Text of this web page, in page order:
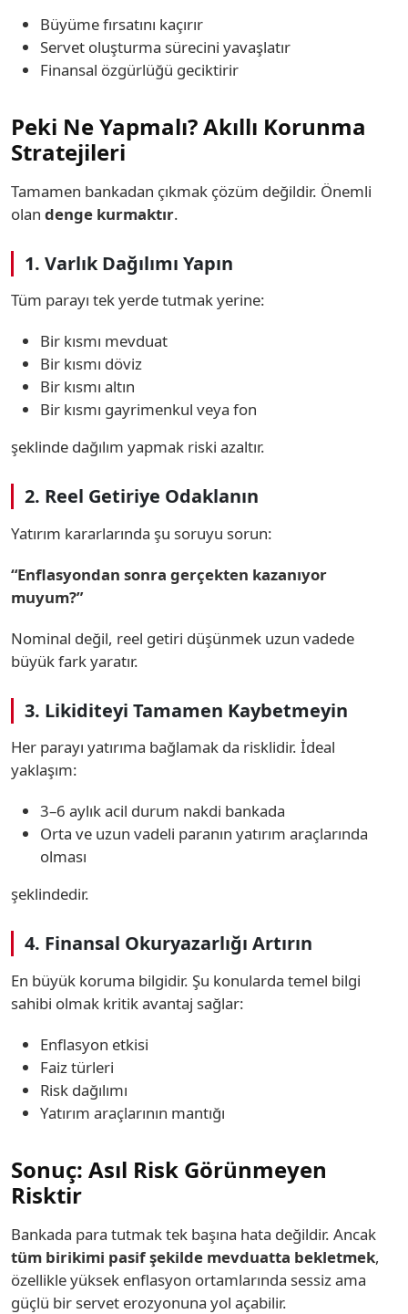
Büyüme fırsatını kaçırır
Servet oluşturma sürecini yavaşlatır
Finansal özgürlüğü geciktirir
Peki Ne Yapmalı? Akıllı Korunma
Stratejileri
Tamamen bankadan çıkmak çözüm değildir. Önemli
olan denge kurmaktır.
1. Varlık Dağılımı Yapın
Tüm parayı tek yerde tutmak yerine:
Bir kısmı mevduat
Bir kısmı döviz
Bir kısmı altın
Bir kısmı gayrimenkul veya fon
şeklinde dağılım yapmak riski azaltır.
2. Reel Getiriye Odaklanın
Yatırım kararlarında şu soruyu sorun:
“Enflasyondan sonra gerçekten kazanıyor
muyum?”
Nominal değil, reel getiri düşünmek uzun vadede
büyük fark yaratır.
3. Likiditeyi Tamamen Kaybetmeyin
Her parayı yatırıma bağlamak da risklidir. İdeal
yaklaşım:
3–6 aylık acil durum nakdi bankada
Orta ve uzun vadeli paranın yatırım araçlarında
olması
şeklindedir.
4. Finansal Okuryazarlığı Artırın
En büyük koruma bilgidir. Şu konularda temel bilgi
sahibi olmak kritik avantaj sağlar:
Enflasyon etkisi
Faiz türleri
Risk dağılımı
Yatırım araçlarının mantığı
Sonuç: Asıl Risk Görünmeyen
Risktir
Bankada para tutmak tek başına hata değildir. Ancak
tüm birikimi pasif şekilde mevduatta bekletmek,
özellikle yüksek enflasyon ortamlarında sessiz ama
güçlü bir servet erozyonuna yol açabilir.